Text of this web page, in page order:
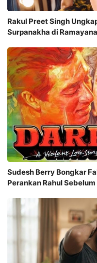
Rakul Preet Singh
Surpanakha di Ramayana
Sudesh Berry Bongkar
Perankan Rahul